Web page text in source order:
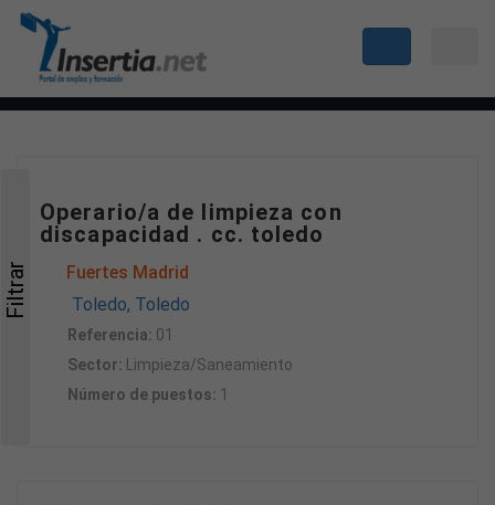
Operario/a de limpieza con
discapacidad . cc. toledo
Fuertes Madrid
Toledo, Toledo
Referencia: 01
Sector: Limpieza/Saneamiento
Número de puestos: 1
Filtrar